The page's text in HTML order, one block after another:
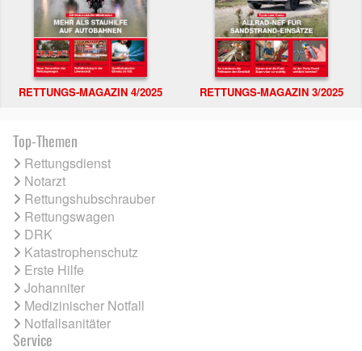
RETTUNGS-MAGAZIN 4/2025 RETTUNGS-MAGAZIN 3/2025
Top-Themen
Rettungsdienst
Notarzt
Rettungshubschrauber
Rettungswagen
DRK
Katastrophenschutz
Erste Hilfe
Johanniter
Medizinischer Notfall
Notfallsanitäter
Service